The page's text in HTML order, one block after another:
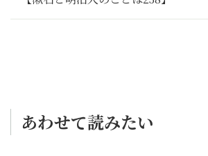
あわせて読みたい